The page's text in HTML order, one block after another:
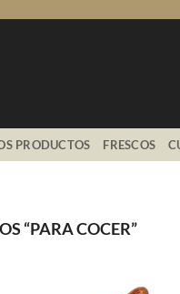
PRODUCTOS FRESCOS
“PARA COCER”